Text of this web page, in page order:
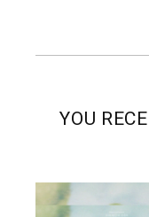
YOU